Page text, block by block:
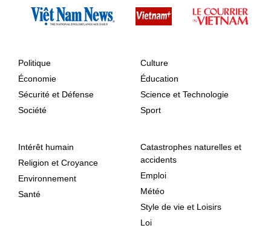
Politique
Économie
Sécurité et Défense
Société
Culture
Éducation
Science et Technologie
Sport
Intérêt humain
Religion et Croyance
Environnement
Santé
Catastrophes naturelles et
accidents
Emploi
Météo
Style de vie et Loisirs
Loi